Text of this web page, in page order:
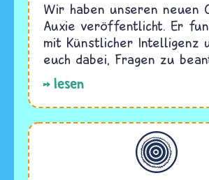
Wir haben unseren neuen
Auxie veröffentlicht. Er
mit Künstlicher Intelligenz
euch dabei, Fragen zu
lesen
Allgemein